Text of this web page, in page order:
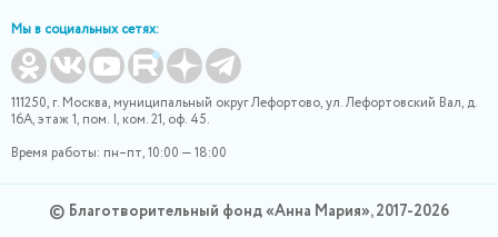
Мы в социальных сетях:
111250, г. Москва, муниципальный округ Лефортово, ул. Лефортовский Вал, д.
16А, этаж 1, пом. I, ком. 21, оф. 45.
Время работы: пн–пт, 10:00 — 18:00
© Благотворительный фонд «Анна Мария», 2017-2026